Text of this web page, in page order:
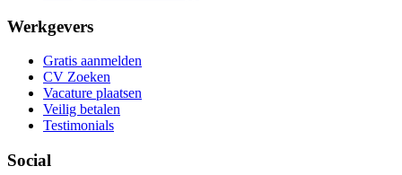
Werkgevers
Gratis aanmelden
CV Zoeken
Vacature plaatsen
Veilig betalen
Testimonials
Social